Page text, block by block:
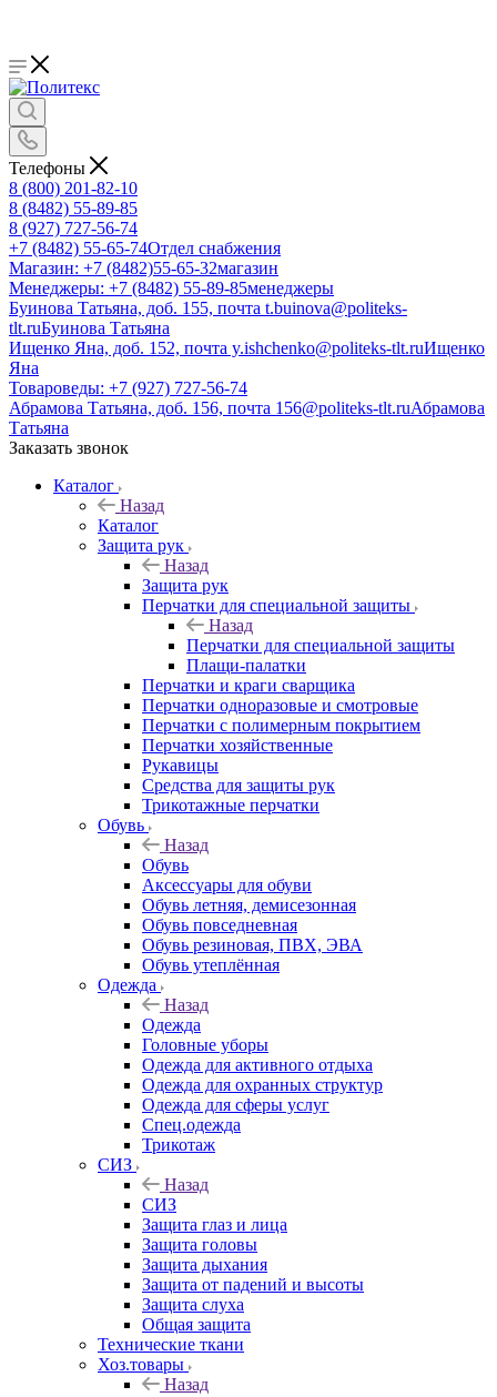
Телефоны
8 (800) 201-82-10
8 (8482) 55-89-85
8 (927) 727-56-74
+7 (8482) 55-65-74Отдел снабжения
Магазин: +7 (8482)55-65-32магазин
Менеджеры: +7 (8482) 55-89-85менеджеры
Буинова Татьяна, доб. 155, почта t.buinova@politeks-
tlt.ruБуинова Татьяна
Ищенко Яна, доб. 152, почта y.ishchenko@politeks-tlt.ruИщенко
Яна
Товароведы: +7 (927) 727-56-74
Абрамова Татьяна, доб. 156, почта 156@politeks-tlt.ruАбрамова
Татьяна
Заказать звонок
Каталог
Назад
Каталог
Защита рук
Назад
Защита рук
Перчатки для специальной защиты
Назад
Перчатки для специальной защиты
Плащи-палатки
Перчатки и краги сварщика
Перчатки одноразовые и смотровые
Перчатки с полимерным покрытием
Перчатки хозяйственные
Рукавицы
Средства для защиты рук
Трикотажные перчатки
Обувь
Назад
Обувь
Аксессуары для обуви
Обувь летняя, демисезонная
Обувь повседневная
Обувь резиновая, ПВХ, ЭВА
Обувь утеплённая
Одежда
Назад
Одежда
Головные уборы
Одежда для активного отдыха
Одежда для охранных структур
Одежда для сферы услуг
Спец.одежда
Трикотаж
СИЗ
Назад
СИЗ
Защита глаз и лица
Защита головы
Защита дыхания
Защита от падений и высоты
Защита слуха
Общая защита
Технические ткани
Хоз.товары
Назад